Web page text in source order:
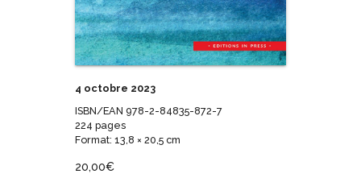
4 octobre 2023
ISBN/EAN 978-2-84835-872-7
224 pages
Format: 13,8 × 20,5 cm
20,00€